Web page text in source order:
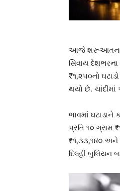
આજે શરૂઆતના
સિવાય દેશભરના
₹૧,૨૫૦નો
થયો છે. ચાંદીમાં
ભાવમાં
પ્રતિ ૧૦ ગ્રામ
₹૧,૩૩,૧૪૦ અને
દિલ્હી બુલિયન